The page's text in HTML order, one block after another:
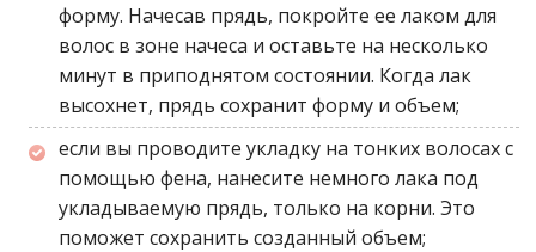
форму. Начесав прядь, покройте ее лаком для
волос в зоне начеса и оставьте на несколько
минут в приподнятом состоянии. Когда лак
высохнет, прядь сохранит форму и объем;
если вы проводите укладку на тонких волосах с
помощью фена, нанесите немного лака под
укладываемую прядь, только на корни. Это
поможет сохранить созданный объем;